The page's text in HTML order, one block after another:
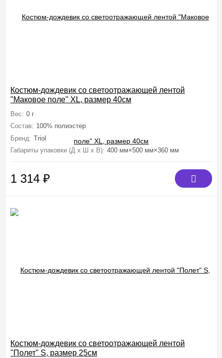
Костюм-дождевик со светоотражающей лентой
"Маковое поле" XL, размер 40см
Вес: 0 г
Состав: 100% полиэстер
Бренд: Triol
Габариты упаковки (Д х Ш х В): 400 мм×500 мм×360 мм
1 314 ₽
Костюм-дождевик со светоотражающей лентой
"Полет" S, размер 25см